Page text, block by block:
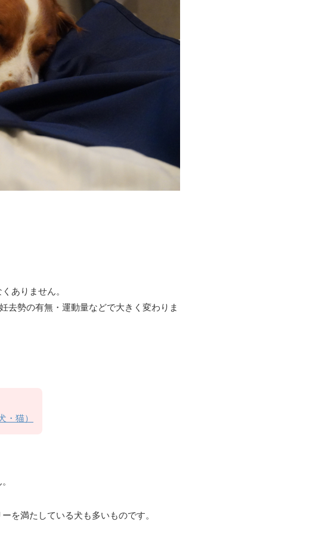
ありません。
去勢の有無・運動量などで大きく変わりま
・猫）
を満たしている犬も多いものです。